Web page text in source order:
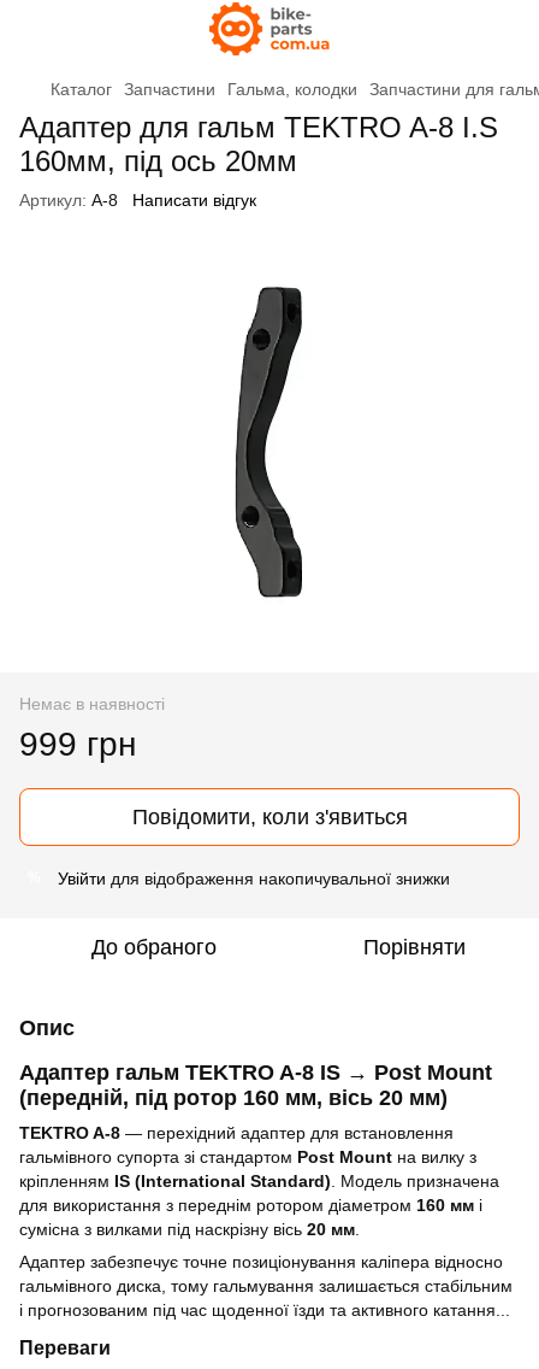
Каталог Запчастини Гальма, колодки Запчастини для
Адаптер для гальм TEKTRO A-8 I.S
160мм, під ось 20мм
Артикул: A-8 Написати відгук
Немає в наявності
999 грн
Повідомити, коли з'явиться
Увійти для відображення накопичувальної знижки
До обраного Порівняти
Опис
Адаптер гальм TEKTRO A-8 IS → Post Mount
(передній, під ротор 160 мм, вісь 20 мм)
TEKTRO A-8 — перехідний адаптер для встановлення
гальмівного супорта зі стандартом Post Mount на вилку з
кріпленням IS (International Standard) . Модель призначена
для використання з переднім ротором діаметром 160 мм і
сумісна з вилками під наскрізну вісь 20 мм
Адаптер забезпечує точне позиціонування каліпера відносно
гальмівного диска, тому гальмування залишається стабільним
і прогнозованим під час щоденної їзди та активного катання...
Переваги